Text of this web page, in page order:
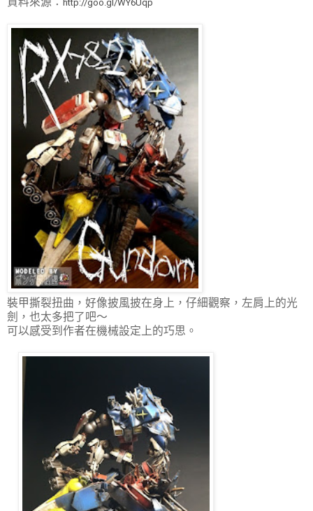
http://goo.gl/WY6Uqp
裝甲撕裂扭曲，好像披風披在身上，仔細觀察，左肩上的光
劍，也太多把了吧～
可以感受到作者在機械設定上的巧思。